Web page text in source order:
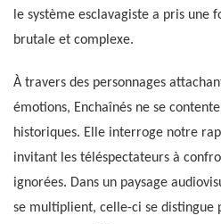
le système esclavagiste a pris une
brutale et complexe.
À travers des personnages
émotions, Enchaînés ne se
historiques. Elle interroge notre
invitant les téléspectateurs à
ignorées. Dans un paysage
se multiplient, celle-ci se distingue